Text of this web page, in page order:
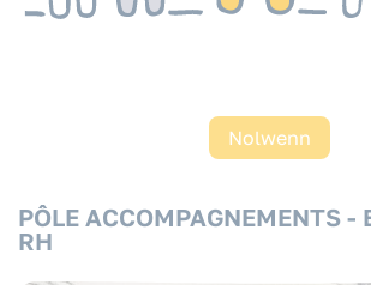
Nolwenn
PÔLE ACCOMPAGNEMENTS -
RH